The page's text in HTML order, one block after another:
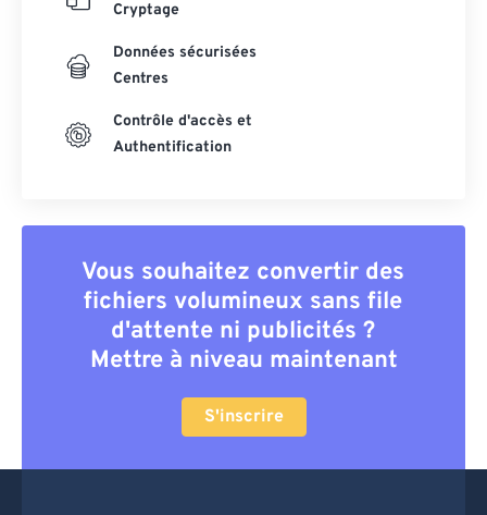
Cryptage
Données sécurisées
Centres
Contrôle d'accès et
Authentification
Vous souhaitez convertir des
fichiers volumineux sans file
d'attente ni publicités ?
Mettre à niveau maintenant
S'inscrire